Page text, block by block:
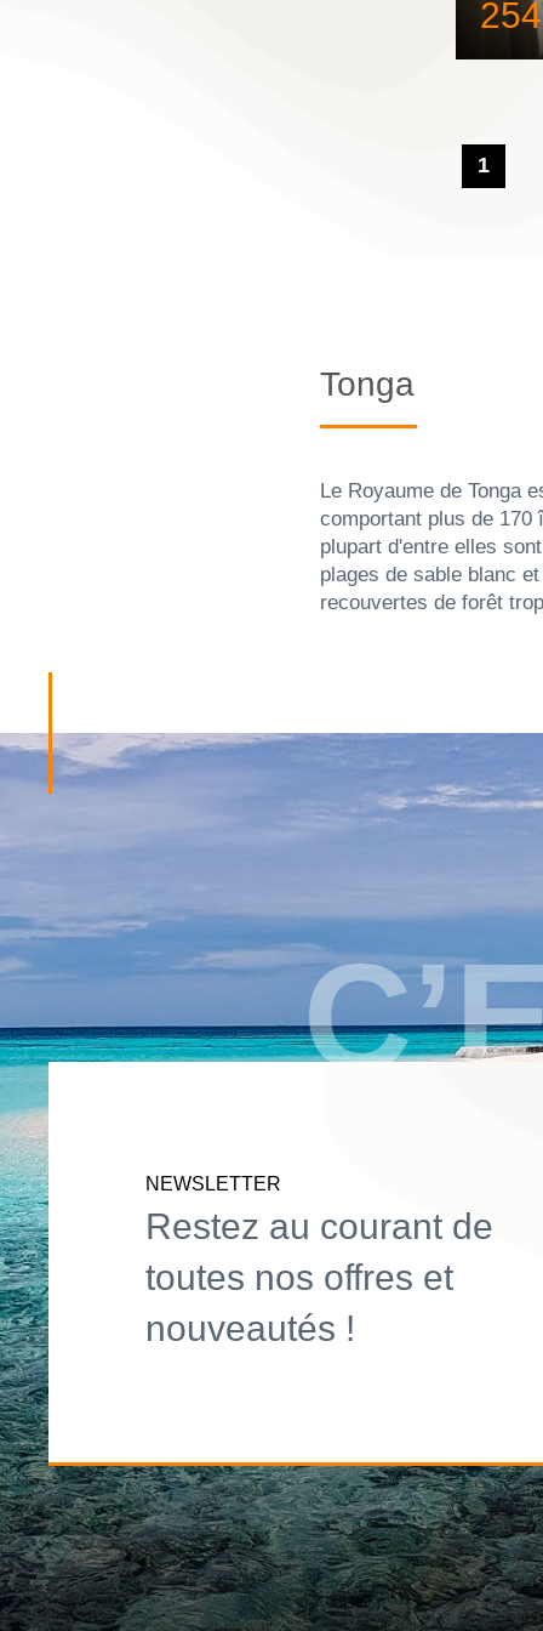
1
Tonga
Le Royaume de Tonga
comportant plus de 170
plupart d'entre elles
plages de sable blanc
recouvertes de forêt
Tongatapu, est
falaises calcaires. Elle
Nuku'aloga, ainsi que
plantations et le
NEWSLETTER
Restez au courant de
toutes nos offres et
nouveautés !